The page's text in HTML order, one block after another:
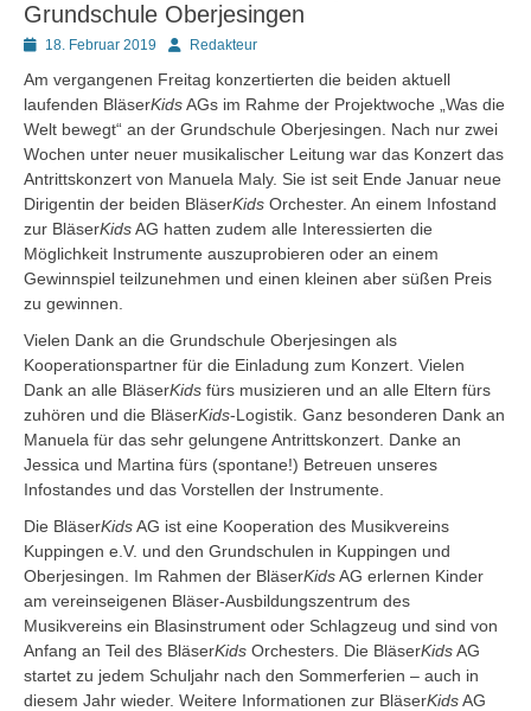
Grundschule Oberjesingen
Posted18. Februar 2019 AutorRedakteur
Am vergangenen Freitag konzertierten die beiden aktuell
laufenden BläserKidsAGs im Rahme der Projektwoche „Was die
Welt bewegt“ an der Grundschule Oberjesingen. Nach nur zwei
Wochen unter neuer musikalischer Leitung war das Konzert das
Antrittskonzert von Manuela Maly. Sie ist seit Ende Januar neue
Dirigentin der beiden BläserKids Orchester. An einem Infostand
zur BläserKidsAG hatten zudem alle Interessierten die
Möglichkeit Instrumente auszuprobieren oder an einem
Gewinnspiel teilzunehmen und einen kleinen aber süßen Preis
zu gewinnen.
Vielen Dank an die Grundschule Oberjesingen als
Kooperationspartner für die Einladung zum Konzert. Vielen
Dank an alle BläserKids fürs musizieren und an alle Eltern fürs
zuhören und die BläserKids-Logistik. Ganz besonderen Dank an
Manuela für das sehr gelungene Antrittskonzert. Danke an
Jessica und Martina fürs (spontane!) Betreuen unseres
Infostandes und das Vorstellen der Instrumente.
Die BläserKidsAG ist eine Kooperation des Musikvereins
Kuppingen e.V. und den Grundschulen in Kuppingen und
Oberjesingen. Im Rahmen der BläserKidsAG erlernen Kinder
am vereinseigenen Bläser-Ausbildungszentrum des
Musikvereins ein Blasinstrument oder Schlagzeug und sind von
Anfang an Teil des BläserKids Orchesters. Die BläserKidsAG
startet zu jedem Schuljahr nach den Sommerferien – auch in
diesem Jahr wieder. Weitere Informationen zur BläserKidsAG